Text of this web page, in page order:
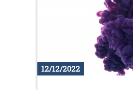
12/12/2022